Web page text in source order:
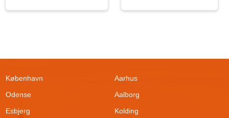
København
Aarhus
Odense
Aalborg
Esbjerg
Kolding